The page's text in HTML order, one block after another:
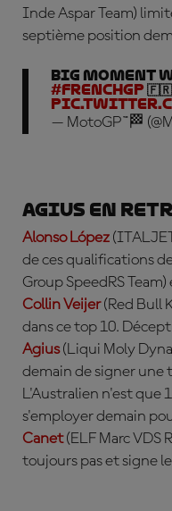
Inde Aspar Team)
septième position
Big moment
#FrenchGP 🇫🇷
— MotoGP™🏁
Agius en
Alonso López
de ces qualifications
Group SpeedRS
Collin Veijer(Red Bull
dans ce top 10.
Agius(Liqui Moly
demain de signer une
L'Australien n'est que
s'employer demain
Canet (ELF Marc VDS
toujours pas et signe